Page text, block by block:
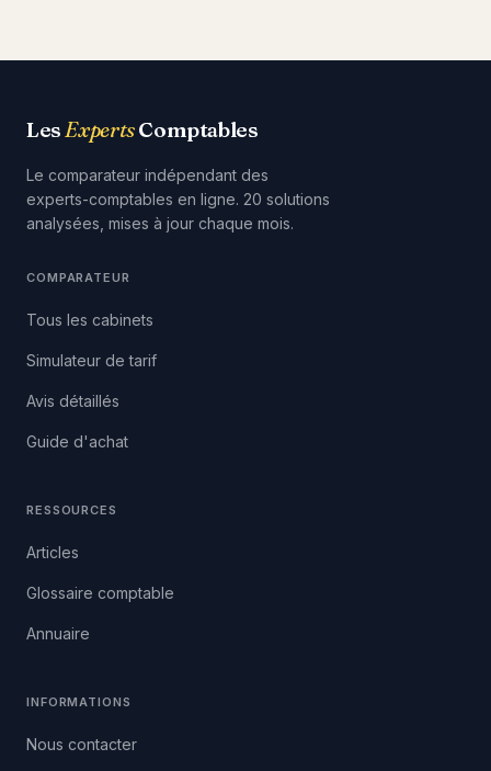
LesExpertsComptables
Le comparateur indépendant des
experts-comptables en ligne. 20 solutions
analysées, mises à jour chaque mois.
COMPARATEUR
Tous les cabinets
Simulateur de tarif
Avis détaillés
Guide d'achat
RESSOURCES
Articles
Glossaire comptable
Annuaire
INFORMATIONS
Nous contacter